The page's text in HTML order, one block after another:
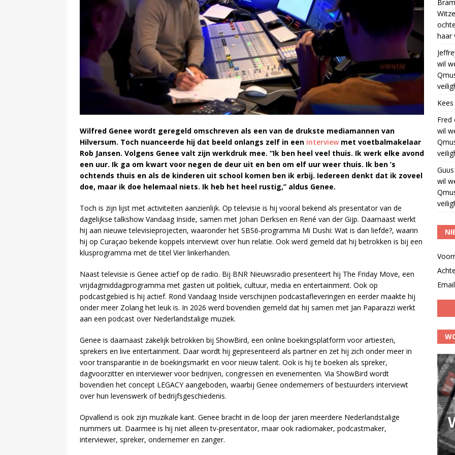
Wilfred Genee wordt geregeld omschreven als een van de drukste mediamannen van
Hilversum. Toch nuanceerde hij dat beeld onlangs zelf in een interview met voetbalmakelaar
Rob Jansen. Volgens Genee valt zijn werkdruk mee. “Ik ben heel veel thuis. Ik werk elke avond
een uur. Ik ga om kwart voor negen de deur uit en ben om elf uur weer thuis. Ik ben ’s
ochtends thuis en als de kinderen uit school komen ben ik erbij. Iedereen denkt dat ik zoveel
doe, maar ik doe helemaal niets. Ik heb het heel rustig,” aldus Genee.
Toch is zijn lijst met activiteiten aanzienlijk. Op televisie is hij vooral bekend als presentator van de
dagelijkse talkshow Vandaag Inside, samen met Johan Derksen en René van der Gijp. Daarnaast werkt
hij aan nieuwe televisieprojecten, waaronder het SBS6-programma Mi Dushi: Wat is dan liefde?, waarin
hij op Curaçao bekende koppels interviewt over hun relatie. Ook werd gemeld dat hij betrokken is bij een
klusprogramma met de titel Vier linkerhanden.
Naast televisie is Genee actief op de radio. Bij BNR Nieuwsradio presenteert hij The Friday Move, een
vrijdagmiddagprogramma met gasten uit politiek, cultuur, media en entertainment. Ook op
podcastgebied is hij actief. Rond Vandaag Inside verschijnen podcastafleveringen en eerder maakte hij
onder meer Zolang het leuk is. In 2026 werd bovendien gemeld dat hij samen met Jan Paparazzi werkt
aan een podcast over Nederlandstalige muziek.
Genee is daarnaast zakelijk betrokken bij ShowBird, een online boekingsplatform voor artiesten,
sprekers en live entertainment. Daar wordt hij gepresenteerd als partner en zet hij zich onder meer in
voor transparantie in de boekingsmarkt en voor nieuw talent. Ook is hij te boeken als spreker,
dagvoorzitter en interviewer voor bedrijven, congressen en evenementen. Via ShowBird wordt
bovendien het concept LEGACY aangeboden, waarbij Genee ondernemers of bestuurders interviewt
over hun levenswerk of bedrijfsgeschiedenis.
Opvallend is ook zijn muzikale kant. Genee bracht in de loop der jaren meerdere Nederlandstalige
nummers uit. Daarmee is hij niet alleen tv-presentator, maar ook radiomaker, podcastmaker,
interviewer, spreker, ondernemer en zanger.
haar
wil
Fred
wil
Guus
wil